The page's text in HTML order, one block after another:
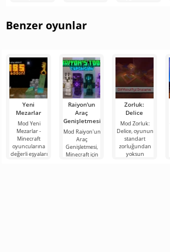
Benzer oyunlar
Yeni
Mezarlar
Mod Yeni
Mezarlar -
Minecraft
oyuncularına
değerli eşyaları
Raiyon'un
Araç
Genişletmesi
Mod Raiyon'un
Araç
Genişletmesi,
Minecraft için
Zorluk:
Delice
Mod Zorluk:
Delice, oyunun
standart
zorluğundan
yoksun